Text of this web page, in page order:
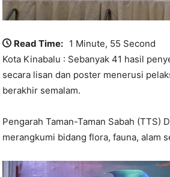
Read Time: 1 Minute, 55 Second
Kota Kinabalu : Sebanyak 41 hasil
secara lisan dan poster menerusi
berakhir semalam.
Pengarah Taman-Taman Sabah (TTS)
merangkumi bidang flora, fauna, alam